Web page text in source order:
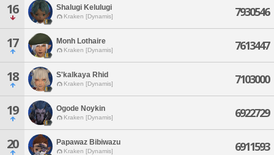
16 Shalugi Kelulugi
Kraken [Dynamis] 7930546
17 Monh Lothaire
Kraken [Dynamis] 7613447
18 S'kalkaya Rhid
Kraken [Dynamis] 7103000
19 Ogode Noykin
Kraken [Dynamis] 6922729
20 Papawaz Bibiwazu
Kraken [Dynamis] 6911593